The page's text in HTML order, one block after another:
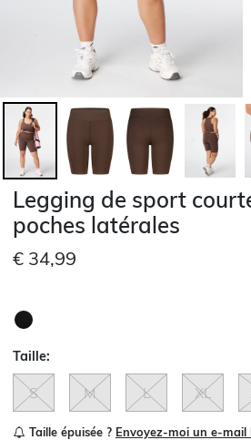
Legging de sport
poches latérales
€ 34,99
Taille:
S M L XL
Taille épuisée ? Envoyez-moi un e-mail